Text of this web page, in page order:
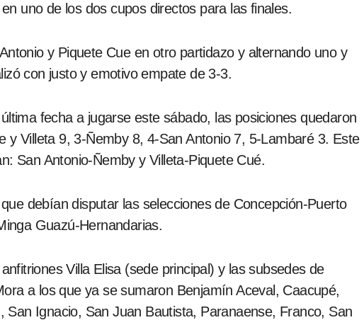
uno de los dos cupos directos para las finales.
y Piquete Cue en otro partidazo y alternando uno y
con justo y emotivo empate de 3-3.
fecha a jugarse este sábado, las posiciones quedaron
y Villeta 9, 3-Ñemby 8, 4-San Antonio 7, 5-Lambaré 3. Este
San Antonio-Ñemby y Villeta-Piquete Cué.
debían disputar las selecciones de Concepción-Puerto
Guazú-Hernandarias.
Villa Elisa (sede principal) y las subsedes de
a los que ya se sumaron Benjamín Aceval, Caacupé,
Ignacio, San Juan Bautista, Paranaense, Franco, San